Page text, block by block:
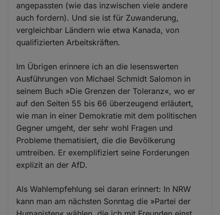
angepassten (wie das inzwischen viele andere
auch fordern). Und sie ist für Zuwanderung,
vergleichbar Ländern wie etwa Kanada, von
qualifizierten Arbeitskräften.
Im Übrigen erinnere ich an die lesenswerten
Ausführungen von Michael Schmidt Salomon in
seinem Buch »Die Grenzen der Toleranz«, wo er
auf den Seiten 55 bis 66 überzeugend erläutert,
wie man in einer Demokratie mit dem politischen
Gegner umgeht, der sehr wohl Fragen und
Probleme thematisiert, die die Bevölkerung
umtreiben. Er exemplifiziert seine Forderungen
explizit an der AfD.
Als Wahlempfehlung sei daran erinnert: In NRW
kann man am nächsten Sonntag die »Partei der